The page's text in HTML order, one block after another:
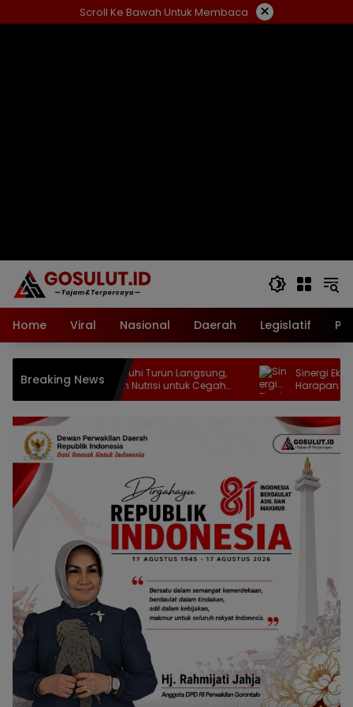
ke
Scroll Ke Bawah Untuk Membaca ×
Home Viral Nasional Daerah Legislatif
Breaking News
Maryam Sofyan Puhi Turun Langsung,
Bagikan Bantuan Nutrisi untuk Cegah
Stunting di Tilango
Sinergi
Harapan
Gorontalo